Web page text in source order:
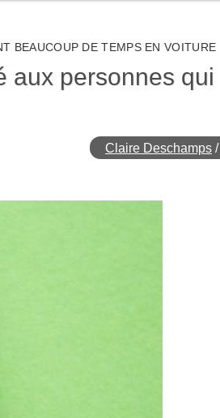
BEAUCOUP DE TEMPS EN VOITURE
aux personnes qui
Claire Deschamps /